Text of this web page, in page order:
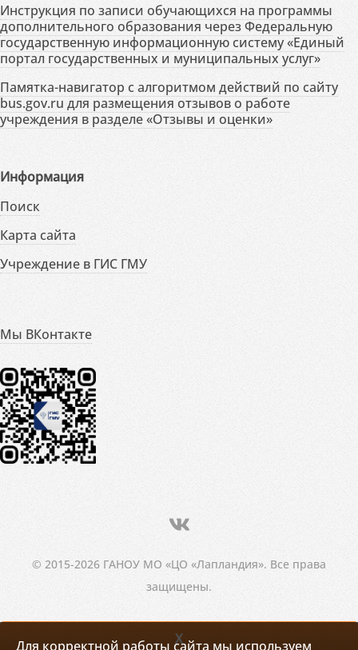
Инструкция по записи обучающихся на программы
дополнительного образования через Федеральную
государственную информационную систему «Единый
портал государственных и муниципальных услуг»
Памятка-навигатор с алгоритмом действий по сайту
bus.gov.ru для размещения отзывов о работе
учреждения в разделе «Отзывы и оценки»
Информация
Поиск
Карта сайта
Учреждение в ГИС ГМУ
Мы ВКонтакте
© 2015-2026 ГАНОУ МО «ЦО «Лапландия». Все права
защищены.
Для корректной работы сайта мы используем
X